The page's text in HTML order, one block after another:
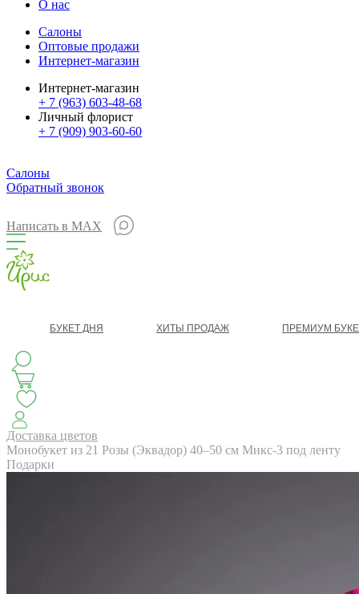
О нас
Салоны
Оптовые продажи
Интернет-магазин
Интернет-магазин
+ 7 (963) 603-48-68
Личный флорист
+ 7 (909) 903-60-60
Салоны
Обратный звонок
Написать в MAX
БУКЕТ ДНЯ ХИТЫ ПРОДАЖ ПРЕМИУМ
Доставка цветов
Монобукет из 21 Розы (Эквадор) 40–50 см Микс-3 под ленту
Подарки